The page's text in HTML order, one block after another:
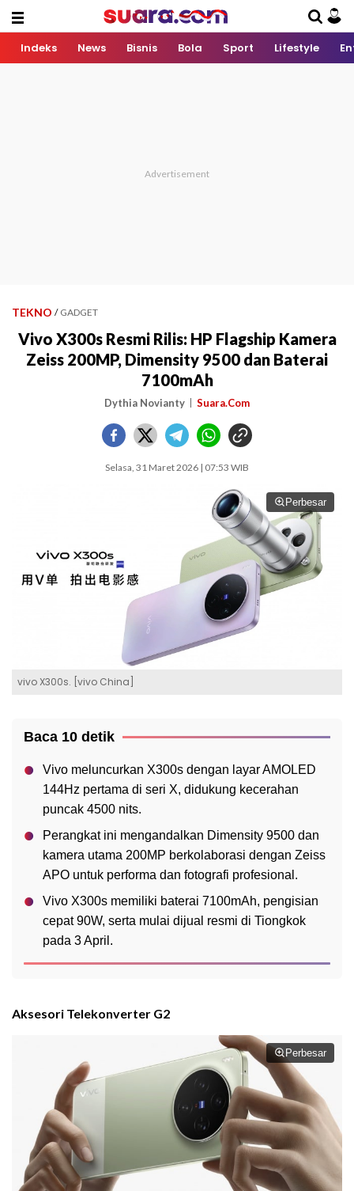
Indeks News Bisnis Bola Sport Lifestyle
TEKNO / GADGET
Vivo X300s Resmi Rilis: HP Flagship Kamera
Zeiss 200MP, Dimensity 9500 dan Baterai
7100mAh
Dythia Novianty Suara.Com
Selasa, 31 Maret 2026 | 07:53 WIB
Perbesar
vivo X300s. [vivo China]
Baca 10 detik
Vivo meluncurkan X300s dengan layar AMOLED
144Hz pertama di seri X, didukung kecerahan
puncak 4500 nits.
Perangkat ini mengandalkan Dimensity 9500 dan
kamera utama 200MP berkolaborasi dengan Zeiss
APO untuk performa dan fotografi profesional.
Vivo X300s memiliki baterai 7100mAh, pengisian
cepat 90W, serta mulai dijual resmi di Tiongkok
pada 3 April.
Aksesori Telekonverter G2
Perbesar